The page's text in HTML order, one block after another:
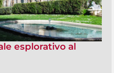
esplorativo al